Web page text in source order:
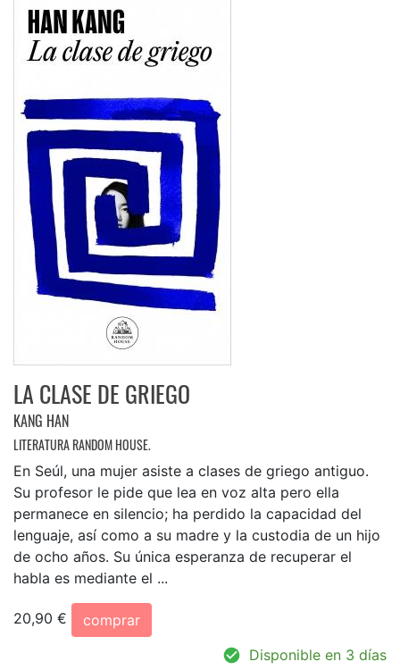
LA CLASE DE GRIEGO
KANG HAN
LITERATURA RANDOM HOUSE.
En Seúl, una mujer asiste a clases de griego antiguo.
Su profesor le pide que lea en voz alta pero ella
permanece en silencio; ha perdido la capacidad del
lenguaje, así como a su madre y la custodia de un hijo
de ocho años. Su única esperanza de recuperar el
habla es mediante el ...
20,90 €
comprar
Disponible en 3 días